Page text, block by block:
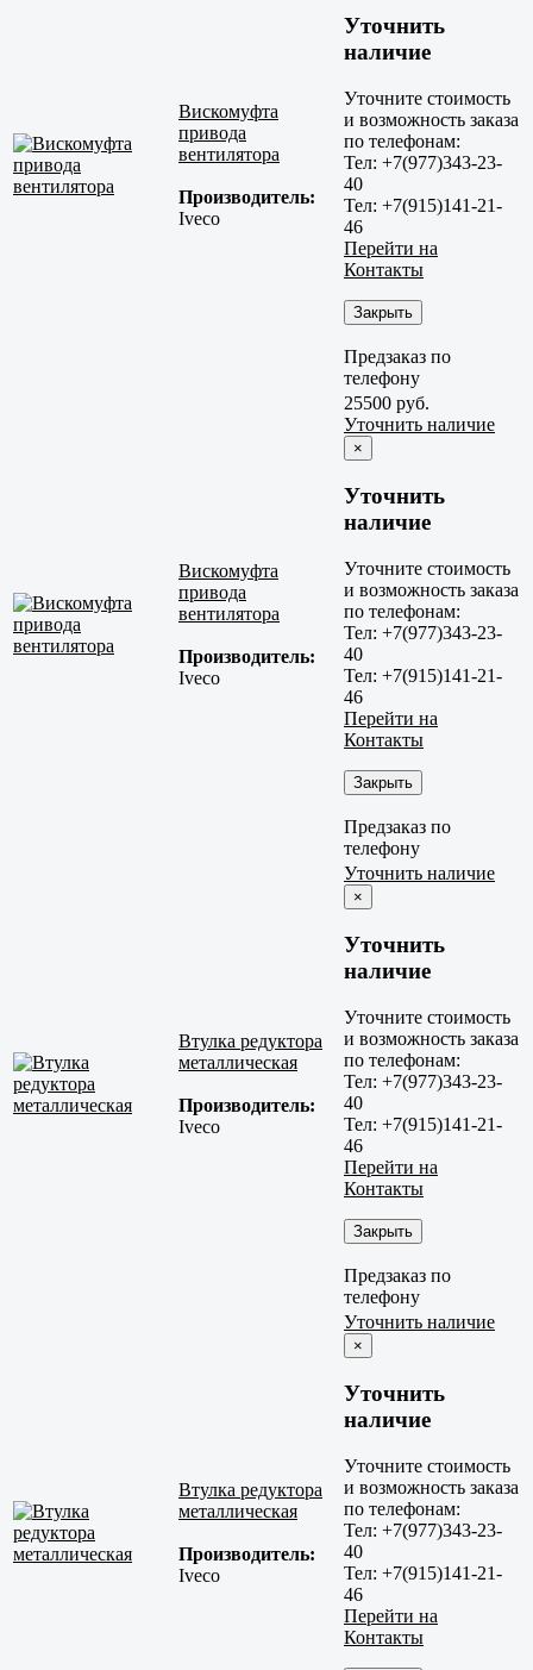
Вискомуфта
привода
вентилятора
Производитель:
Iveco
Уточнить
наличие
Уточните стоимость
и возможность заказа
по телефонам:
Тел: +7(977)343-23-
40
Тел: +7(915)141-21-
46
Перейти на
Контакты
Закрыть
Предзаказ по
телефону
Вискомуфта
привода
вентилятора
Производитель:
Iveco
25500 руб.
Уточнить наличие
×
Уточнить
наличие
Уточните стоимость
и возможность заказа
по телефонам:
Тел: +7(977)343-23-
40
Тел: +7(915)141-21-
46
Перейти на
Контакты
Закрыть
Предзаказ по
телефону
Втулка редуктора
металлическая
Производитель:
Iveco
Уточнить наличие
×
Уточнить
наличие
Уточните стоимость
и возможность заказа
по телефонам:
Тел: +7(977)343-23-
40
Тел: +7(915)141-21-
46
Перейти на
Контакты
Закрыть
Предзаказ по
телефону
Втулка редуктора
металлическая
Производитель:
Iveco
Уточнить наличие
×
Уточнить
наличие
Уточните стоимость
и возможность заказа
по телефонам:
Тел: +7(977)343-23-
40
Тел: +7(915)141-21-
46
Перейти на
Контакты